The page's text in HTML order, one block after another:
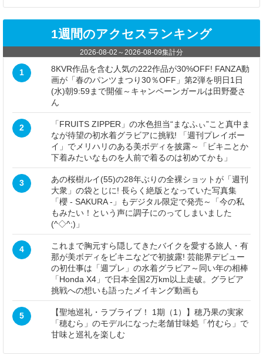
1週間のアクセスランキング
2026-08-02 ～ 2026-08-09集計分
1
8KVR作品を含む人気の222作品が30%OFF! FANZA動
画が「春のパンツまつり30％OFF」第2弾を明日1日
(水)朝9:59まで開催～キャンペーンガールは田野憂さ
ん
2
「FRUITS ZIPPER」の水色担当“まなふぃ”こと真中ま
なが待望の初水着グラビアに挑戦! 「週刊プレイボー
イ」でメリハリのある美ボディを披露～「ビキニとか
下着みたいなものを人前で着るのは初めてかも」
3
あの桜樹ルイ(55)の28年ぶりの全裸ショットが「週刊
大衆」の袋とじに! 長らく絶版となっていた写真集
「櫻 - SAKURA -」もデジタル限定で発売～「今の私
もみたい！という声に調子にのってしまいました
(^◇^;)」
4
これまで胸元すら隠してきたバイクを愛する旅人・有
那が美ボディをビキニなどで初披露! 芸能界デビュー
の初仕事は「週プレ」の水着グラビア～同い年の相棒
「Honda X4」で日本全国2万km以上走破。グラビア
挑戦への想いも語ったメイキング動画も
5
【聖地巡礼・ラブライブ！ 1期（1）】穂乃果の実家
「穂むら」のモデルになった老舗甘味処「竹むら」で
甘味と巡礼を楽しむ